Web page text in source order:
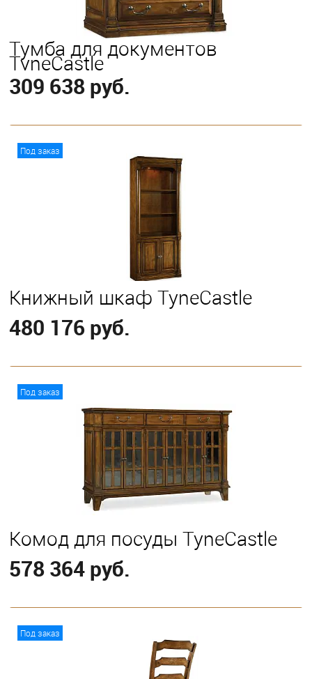
Тумба для документов
TyneCastle
309 638 руб.
Под заказ
Книжный шкаф TyneCastle
480 176 руб.
Под заказ
Комод для посуды TyneCastle
578 364 руб.
Под заказ